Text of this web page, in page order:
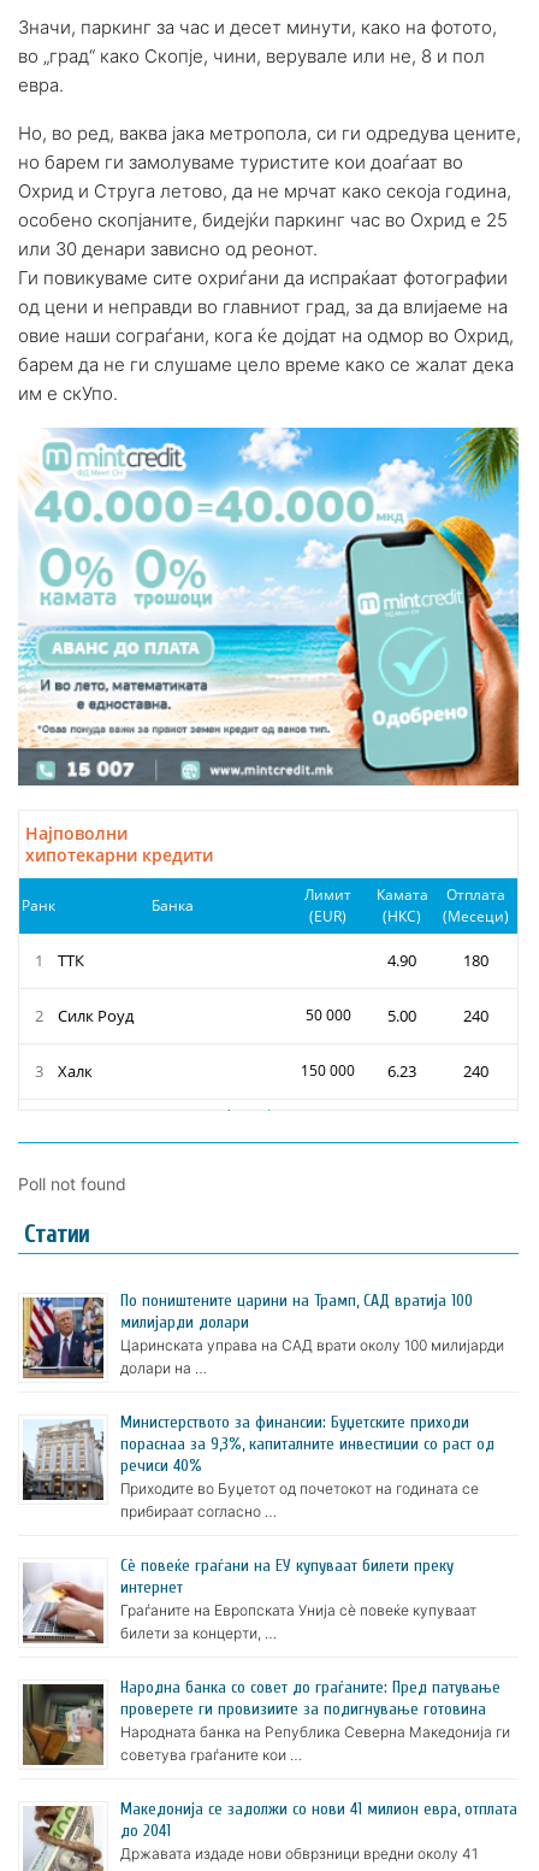
Значи, паркинг за час и десет минути, како на фотото,
во „град“ како Скопје, чини, верувале или не, 8 и пол
евра.
Но, во ред, ваква јака метропола, си ги одредува цените,
но барем ги замолуваме туристите кои доаѓаат во
Охрид и Струга летово, да не мрчат како секоја година,
особено скопјаните, бидејќи паркинг час во Охрид е 25
или 30 денари зависно од реонот.
Ги повикуваме сите охриѓани да испраќаат фотографии
од цени и неправди во главниот град, за да влијаеме на
овие наши сограѓани, кога ќе дојдат на одмор во Охрид,
барем да не ги слушаме цело време како се жалат дека
им е скУпо.
Poll not found
Статии
По поништените царини на Трамп, САД вратија 100
милијарди долари
Царинската управа на САД врати околу 100 милијарди
долари на …
Министерството за финансии: Буџетските приходи
пораснаа за 9,3%, капиталните инвестиции со раст од
речиси 40%
Приходите во Буџетот од почетокот на годината се
прибираат согласно …
Сè повеќе граѓани на ЕУ купуваат билети преку
интернет
Граѓаните на Европската Унија сè повеќе купуваат
билети за концерти, …
Народна банка со совет до граѓаните: Пред патување
проверете ги провизиите за подигнување готовина
Народната банка на Република Северна Македонија ги
советува граѓаните кои …
Македонија се задолжи со нови 41 милион евра, отплата
до 2041
Државата издаде нови обврзници вредни околу 41